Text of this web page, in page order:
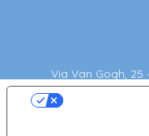
Via Van Gogh, 25
T. +39
Le tue